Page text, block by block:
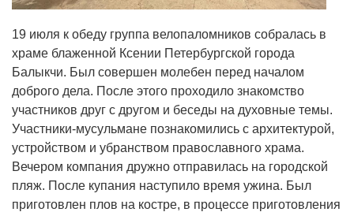
19 июля к обеду группа велопаломников собралась в
храме блаженной Ксении Петербургской города
Балыкчи. Был совершен молебен перед началом
доброго дела. После этого проходило знакомство
участников друг с другом и беседы на духовные темы.
Участники-мусульмане познакомились с архитектурой,
устройством и убранством православного храма.
Вечером компания дружно отправилась на городской
пляж. После купания наступило время ужина. Был
приготовлен плов на костре, в процессе приготовления